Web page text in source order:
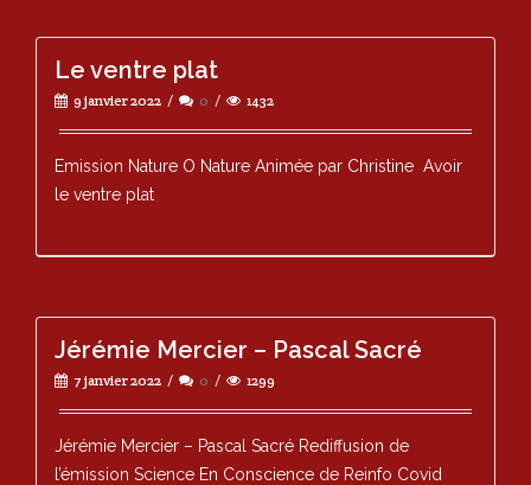
Le ventre plat
9 janvier 2022 0 1432
Emission Nature O Nature Animée par Christine Avoir
le ventre plat
Jérémie Mercier – Pascal Sacré
7 janvier 2022 0 1299
Jérémie Mercier – Pascal Sacré Rediffusion de
l’émission Science En Conscience de Reinfo Covid